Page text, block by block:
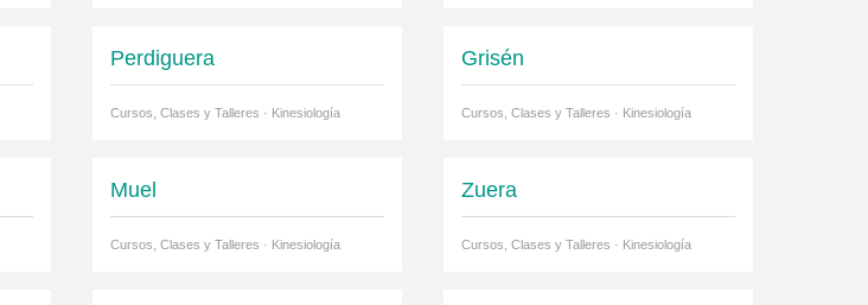
Perdiguera
Cursos, Clases y Talleres · Kinesiología
Grisén
Cursos, Clases y Talleres · Kinesiología
Muel
Cursos, Clases y Talleres · Kinesiología
Zuera
Cursos, Clases y Talleres · Kinesiología